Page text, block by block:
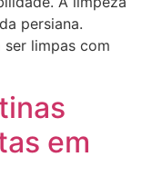
persiana.
ser limpas com
em